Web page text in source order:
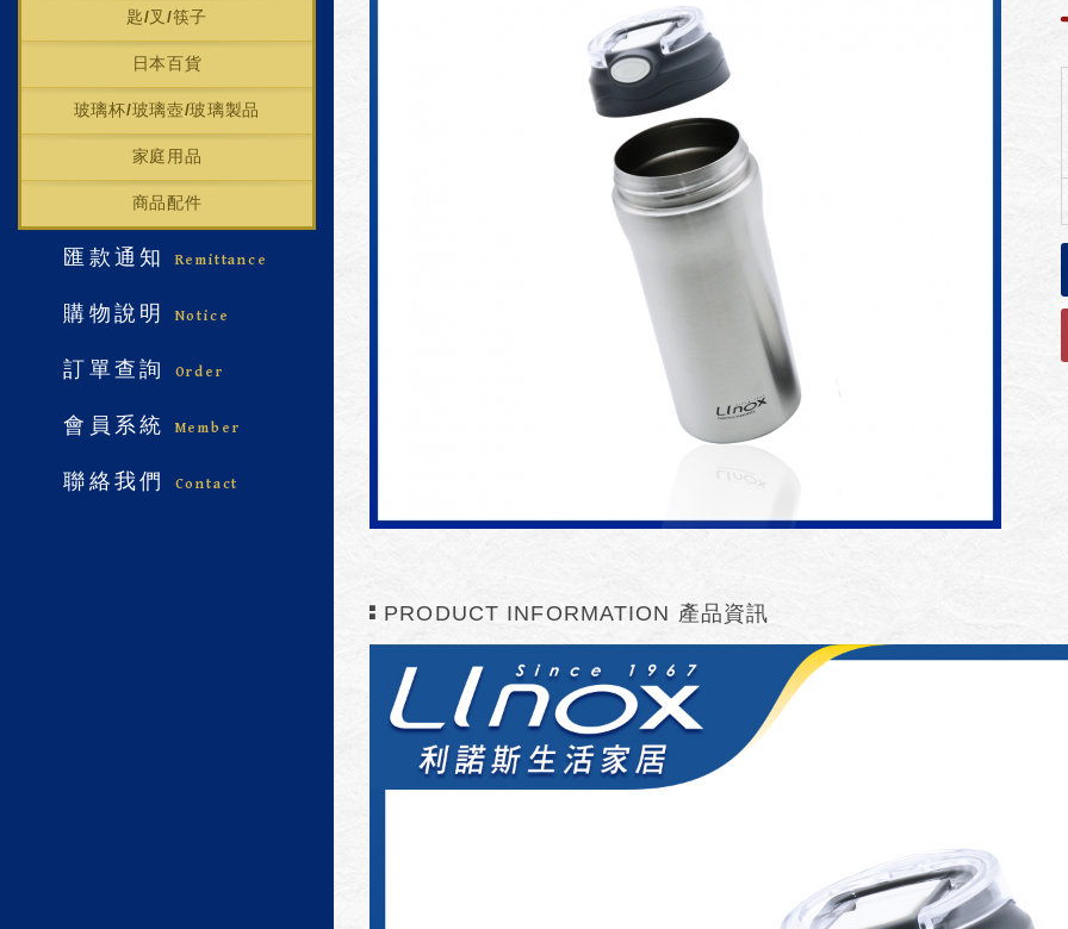
匙/叉/筷子
日本百貨
玻璃杯/玻璃壺/玻璃製品
家庭用品
商品配件
匯款通知 Remittance
購物說明 Notice
訂單查詢 Order
會員系統 Member
聯絡我們 Contact
PRODUCT INFORMATION 產品資訊